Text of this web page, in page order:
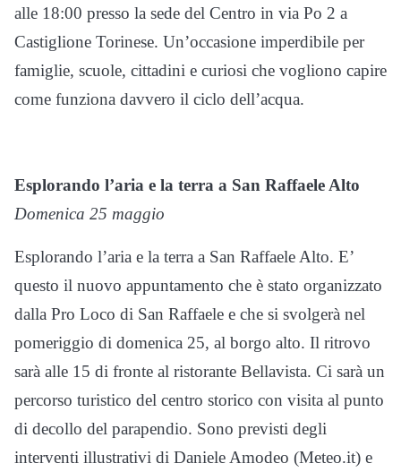
alle 18:00 presso la sede del Centro in via Po 2 a
Castiglione Torinese. Un’occasione imperdibile per
famiglie, scuole, cittadini e curiosi che vogliono capire
come funziona davvero il ciclo dell’acqua.
Esplorando l’aria e la terra a San Raffaele Alto
Domenica 25 maggio
Esplorando l’aria e la terra a San Raffaele Alto. E’
questo il nuovo appuntamento che è stato organizzato
dalla Pro Loco di San Raffaele e che si svolgerà nel
pomeriggio di domenica 25, al borgo alto. Il ritrovo
sarà alle 15 di fronte al ristorante Bellavista. Ci sarà un
percorso turistico del centro storico con visita al punto
di decollo del parapendio. Sono previsti degli
interventi illustrativi di Daniele Amodeo (Meteo.it) e